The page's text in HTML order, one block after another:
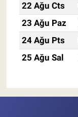
22 Ağu Cts
23 Ağu Paz
24 Ağu Pts
25 Ağu Sal